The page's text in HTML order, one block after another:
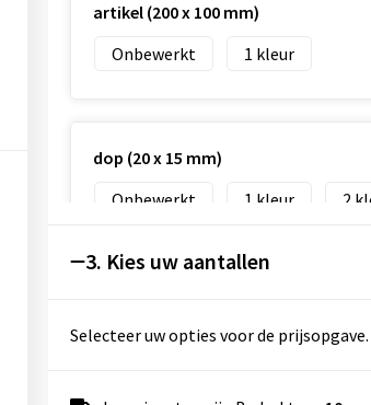
artikel (200 x 100 mm)
Onbewerkt
1
dop (20 x 15 mm)
Onbewerkt
1 2
artikel achterzijde (25 x 80 mm)
3. Kies uw aantallen
Selecteer uw opties voor de prijsopgave.